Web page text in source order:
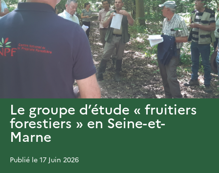
Le groupe d’étude « fruitiers
forestiers » en Seine-et-
Marne
Publié le 17 Juin 2026